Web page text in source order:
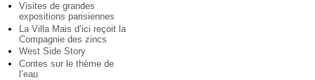
Visites de grandes
expositions parisiennes
La Villa Mais d’ici reçoit la
Compagnie des zincs
West Side Story
Contes sur le thème de
l’eau